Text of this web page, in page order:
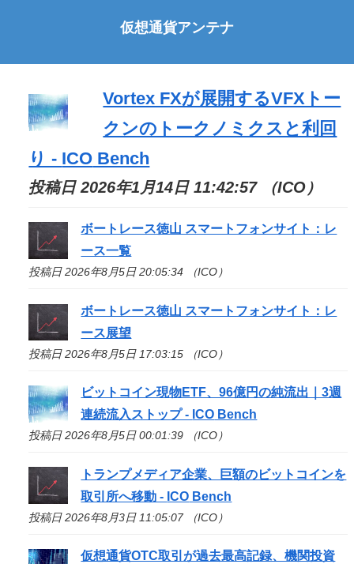
仮想通貨アンテナ
Vortex FXが展開するVFXトー
クンのトークノミクスと利回
り - ICO Bench
投稿日 2026年1月14日 11:42:57 （ICO）
ボートレース徳山 スマートフォンサイト：レ
ース一覧
投稿日 2026年8月5日 20:05:34 （ICO）
ボートレース徳山 スマートフォンサイト：レ
ース展望
投稿日 2026年8月5日 17:03:15 （ICO）
ビットコイン現物ETF、96億円の純流出｜3週
連続流入ストップ - ICO Bench
投稿日 2026年8月5日 00:01:39 （ICO）
トランプメディア企業、巨額のビットコインを
取引所へ移動 - ICO Bench
投稿日 2026年8月3日 11:05:07 （ICO）
仮想通貨OTC取引が過去最高記録、機関投資